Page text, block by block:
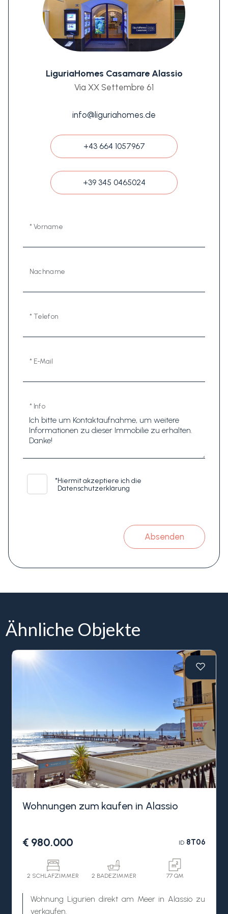
LiguriaHomes Casamare Alassio
Via XX Settembre 61
info@liguriahomes.de
+43 664 1057967
+39 345 0465024
* Vorname
Nachname
* Telefon
* E-Mail
* Info
*Hiermit akzeptiere ich die
Datenschutzerklärung
Absenden
Ähnliche Objekte
Wohnungen zum kaufen in Alassio
€ 980.000 ID8T06
2 SCHLAFZIMMER 2 BADEZIMMER 77 QM
Wohnung Ligurien direkt am Meer in Alassio zu
verkaufen.